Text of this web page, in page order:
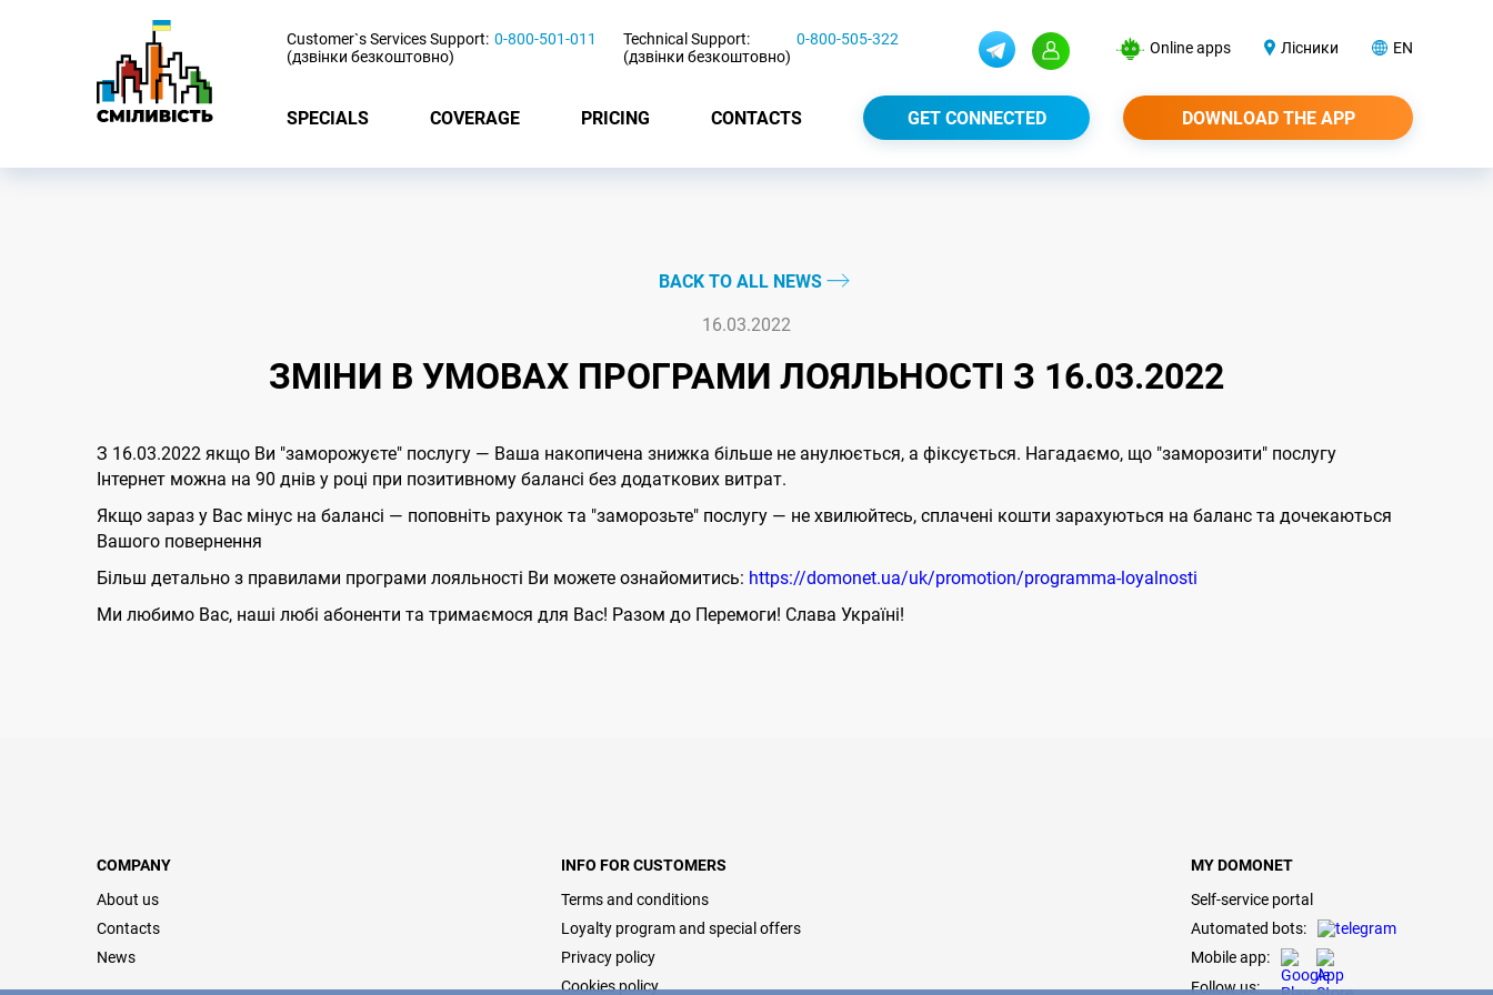
Customer`s Services Support:
(дзвінки безкоштовно)
0-800-501-011
Technical Support:
(дзвінки безкоштовно)
0-800-505-322 Online apps Лісники EN
SPECIALS COVERAGE PRICING CONTACTS GET CONNECTED DOWNLOAD THE APP
BACK TO ALL NEWS
16.03.2022
ЗМІНИ В УМОВАХ ПРОГРАМИ ЛОЯЛЬНОСТІ З 16.03.2022
З 16.03.2022 якщо Ви "заморожуєте" послугу — Ваша накопичена знижка більше не анулюється, а фіксується. Нагадаємо, що "заморозити" послугу
Інтернет можна на 90 днів у році при позитивному балансі без додаткових витрат.
Якщо зараз у Вас мінус на балансі — поповніть рахунок та "заморозьте" послугу — не хвилюйтесь, сплачені кошти зарахуються на баланс та дочекаються
Вашого повернення
Більш детально з правилами програми лояльності Ви можете ознайомитись: https://domonet.ua/uk/promotion/programma-loyalnosti
Ми любимо Вас, наші любі абоненти та тримаємося для Вас! Разом до Перемоги! Слава Україні!
COMPANY
About us
Contacts
News
INFO FOR CUSTOMERS
Terms and conditions
Loyalty program and special offers
Privacy policy
Cookies policy
MY DOMONET
Self-service portal
Automated bots:
Mobile app:
Follow us: